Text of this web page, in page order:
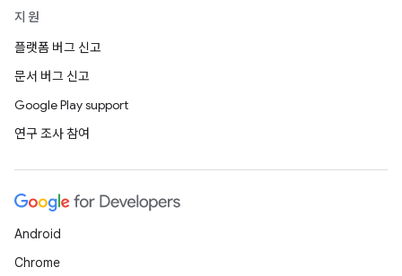
지원
플랫폼 버그 신고
문서 버그 신고
Google Play support
연구 조사 참여
Android
Chrome